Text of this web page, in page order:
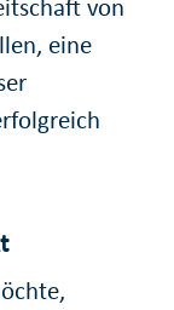
von
eine